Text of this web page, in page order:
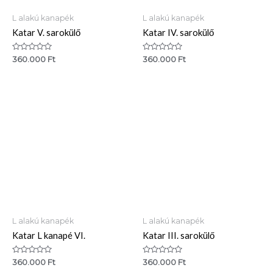
L alakú kanapék
Katar V. sarokülő
Értékelés:
0
360.000 Ft
L alakú kanapék
Katar IV. sarokülő
Értékelés:
0
360.000 Ft
L alakú kanapék
Katar L kanapé VI.
Értékelés:
0
360.000 Ft
L alakú kanapék
Katar III. sarokülő
Értékelés:
0
360.000 Ft